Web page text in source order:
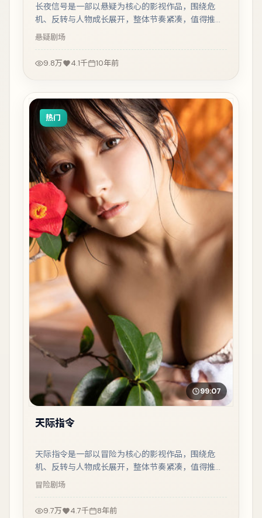
长夜信号是一部以悬疑为核心的影视作品，围绕危
机、反转与人物成长展开，整体节奏紧凑，值得推荐
观看。
悬疑剧场
9.8万 4.1千 10年前
热门
99:07
天际指令
天际指令是一部以冒险为核心的影视作品，围绕危
机、反转与人物成长展开，整体节奏紧凑，值得推荐
观看。
冒险剧场
9.7万 4.7千 8年前